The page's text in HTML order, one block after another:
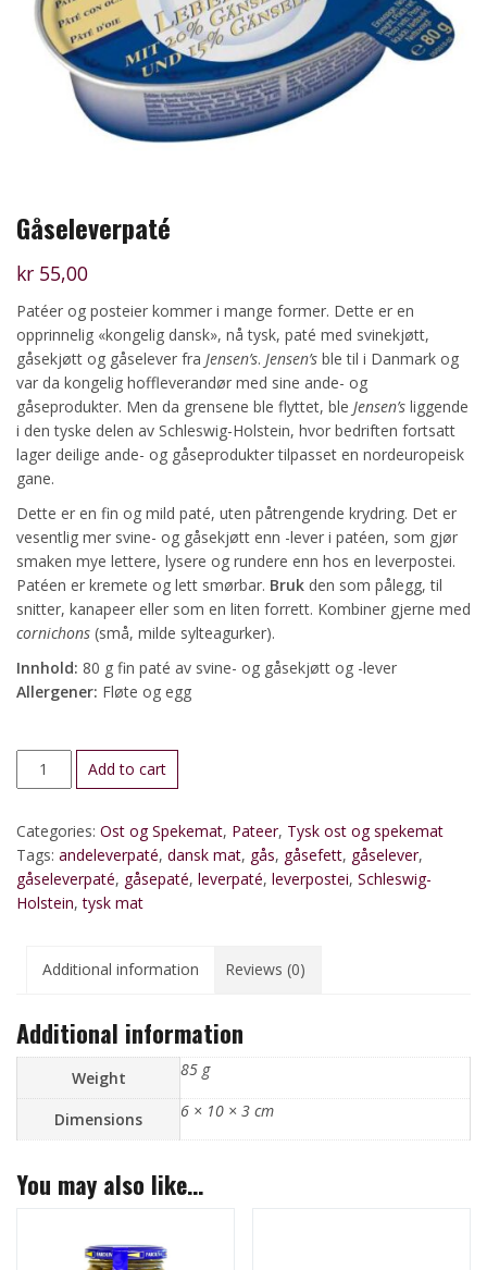
Gåseleverpaté
kr 55,00
Patéer og posteier kommer i mange former. Dette er en
opprinnelig «kongelig dansk», nå tysk, paté med svinekjøtt,
gåsekjøtt og gåselever fra Jensen’s. Jensen’s ble til i Danmark og
var da kongelig hoffleverandør med sine ande- og
gåseprodukter. Men da grensene ble flyttet, ble Jensen’s liggende
i den tyske delen av Schleswig-Holstein, hvor bedriften fortsatt
lager deilige ande- og gåseprodukter tilpasset en nordeuropeisk
gane.
Dette er en fin og mild paté, uten påtrengende krydring. Det er
vesentlig mer svine- og gåsekjøtt enn -lever i patéen, som gjør
smaken mye lettere, lysere og rundere enn hos en leverpostei.
Patéen er kremete og lett smørbar. Bruk den som pålegg, til
snitter, kanapeer eller som en liten forrett. Kombiner gjerne med
cornichons (små, milde sylteagurker).
Innhold: 80 g fin paté av svine- og gåsekjøtt og -lever
Allergener: Fløte og egg
Gåseleverpaté
quantity
Add to cart
Categories: Ost og Spekemat, Pateer, Tysk ost og spekemat
Tags: andeleverpaté, dansk mat, gås, gåsefett, gåselever,
gåseleverpaté, gåsepaté, leverpaté, leverpostei, Schleswig-
Holstein,tysk mat
Additional information Reviews (0)
Additional information
Weight 85 g
Dimensions 6 × 10 × 3 cm
You may also like…